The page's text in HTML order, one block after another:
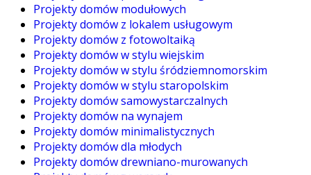
Projekty domów modułowych
Projekty domów z lokalem usługowym
Projekty domów z fotowoltaiką
Projekty domów w stylu wiejskim
Projekty domów w stylu śródziemnomorskim
Projekty domów w stylu staropolskim
Projekty domów samowystarczalnych
Projekty domów na wynajem
Projekty domów minimalistycznych
Projekty domów dla młodych
Projekty domów drewniano-murowanych